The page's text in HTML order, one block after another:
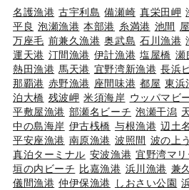
名護漁港 古宇利島 備瀬崎 真栄田岬
平良 泡瀬漁港 本部港 糸満港 池間
万座毛 前兼久漁港 奥武島 石川漁港
運天港 汀間漁港 伊計漁港 塩屋橋 瀬
熱田漁港 馬天港 宜野湾新漁港 長浜
那覇港 赤野漁港 座間味港 都屋 東浜
泊大橋 残波岬 米須海岸 ウッパマビ
平敷屋漁港 部瀬名ビーチ 泡瀬干潟
中の島海岸 伊古桟橋 与根漁港 辺土
平安座漁港 南原漁港 波照間 波の上
真泊ターミナル 安波漁港 宜野湾マリ
垣の内ビーチ 比嘉漁港 浜川漁港 兼
儀間漁港 仲伊保漁港 しおさい公園